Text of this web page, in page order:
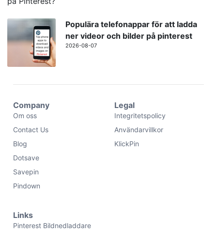
Populära telefonappar för att ladda
ner videor och bilder på pinterest
2026-08-07
Company
Om oss
Contact Us
Blog
Dotsave
Savepin
Pindown
Legal
Integritetspolicy
Användarvillkor
KlickPin
Links
Pinterest Bildnedladdare